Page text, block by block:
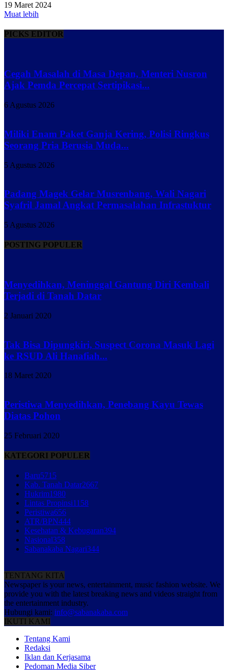
19 Maret 2024
Muat lebih
PICKS EDITOR
Cegah Masalah di Masa Depan, Menteri Nusron
Ajak Pemda Percepat Sertipikasi...
6 Agustus 2026
Miliki Enam Paket Ganja Kering, Polisi Ringkus
Seorang Pria Berusia Muda...
5 Agustus 2026
Padang Magek Gelar Musrenbang, Wali Nagari
Syafril Jamal Angkat Permasalahan Infrastuktur
5 Agustus 2026
POSTING POPULER
Menyedihkan, Meninggal Gantung Diri Kembali
Terjadi di Tanah Datar
2 Januari 2020
Tak Bisa Dipungkiri, Suspect Corona Masuk Lagi
ke RSUD Ali Hanafiah...
18 Maret 2020
Peristiwa Menyedihkan, Penebang Kayu Tewas
Diatas Pohon
25 Februari 2020
KATEGORI POPULER
Baru5715
Kab. Tanah Datar2667
Hukrim1980
Lintas Propinsi1158
Peristiwa656
ATR/BPN444
Kesehatan & Kebugaran394
Nasional358
Sabanakaba Nagari344
TENTANG KITA
Newspaper is your news, entertainment, music fashion website. We
provide you with the latest breaking news and videos straight from
the entertainment industry.
Hubungi kami: info@sabanakaba.com
IKUTI KAMI
Tentang Kami
Redaksi
Iklan dan Kerjasama
Pedoman Media Siber